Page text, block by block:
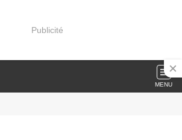
Publicité
MENU